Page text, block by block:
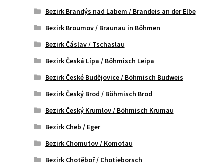
Bezirk Brandýs nad Labem / Brandeis an der Elbe
Bezirk Broumov / Braunau in Böhmen
Bezirk Čáslav / Tschaslau
Bezirk Česká Lípa / Böhmisch Leipa
Bezirk České Budějovice / Böhmisch Budweis
Bezirk Český Brod / Böhmisch Brod
Bezirk Český Krumlov / Böhmisch Krumau
Bezirk Cheb / Eger
Bezirk Chomutov / Komotau
Bezirk Chotěboř / Chotieborsch